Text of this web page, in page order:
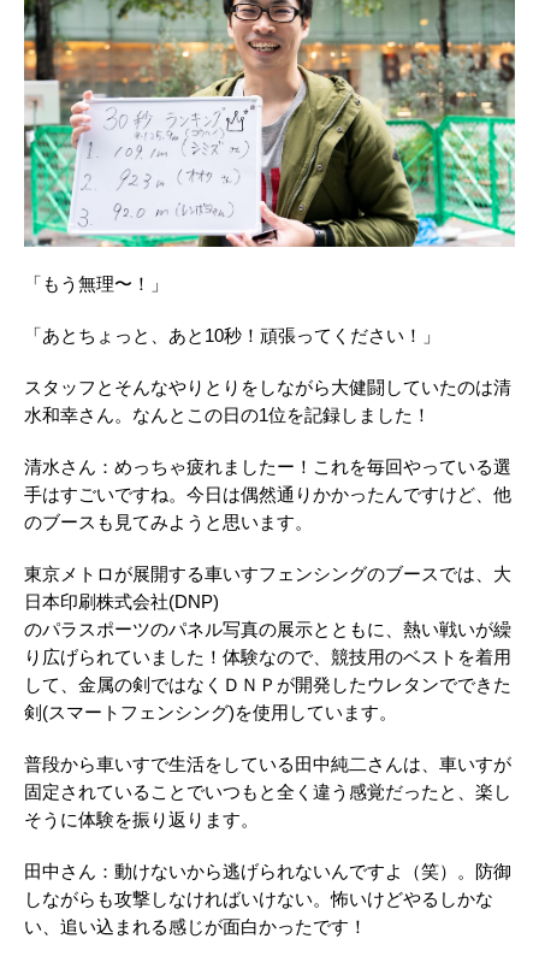
「もう無理〜！」
「あとちょっと、あと10秒！頑張ってください！」
スタッフとそんなやりとりをしながら大健闘していたのは清
水和幸さん。なんとこの日の1位を記録しました！
清水さん：めっちゃ疲れましたー！これを毎回やっている選
手はすごいですね。今日は偶然通りかかったんですけど、他
のブースも見てみようと思います。
東京メトロが展開する車いすフェンシングのブースでは、大
日本印刷株式会社(DNP)
のパラスポーツのパネル写真の展示とともに、熱い戦いが繰
り広げられていました！体験なので、競技用のベストを着用
して、金属の剣ではなくＤＮＰが開発したウレタンでできた
剣(スマートフェンシング)を使用しています。
普段から車いすで生活をしている田中純二さんは、車いすが
固定されていることでいつもと全く違う感覚だったと、楽し
そうに体験を振り返ります。
田中さん：動けないから逃げられないんですよ（笑）。防御
しながらも攻撃しなければいけない。怖いけどやるしかな
い、追い込まれる感じが面白かったです！